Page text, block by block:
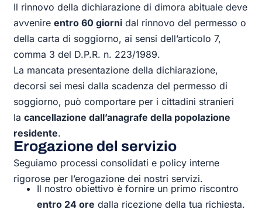
Il rinnovo della dichiarazione di dimora abituale deve
avvenireentro 60 giorni dal rinnovo del permesso o
della carta di soggiorno, ai sensi dell’articolo 7,
comma 3 del D.P.R. n. 223/1989.
La mancata presentazione della dichiarazione,
decorsi sei mesi dalla scadenza del permesso di
soggiorno, può comportare per i cittadini stranieri
lacancellazione dall’anagrafe della popolazione
residente.
Erogazione del servizio
Seguiamo processi consolidati e policy interne
rigorose per l’erogazione dei nostri servizi.
Il nostro obiettivo è fornire un primo riscontro
entro 24 ore dalla ricezione della tua richiesta.